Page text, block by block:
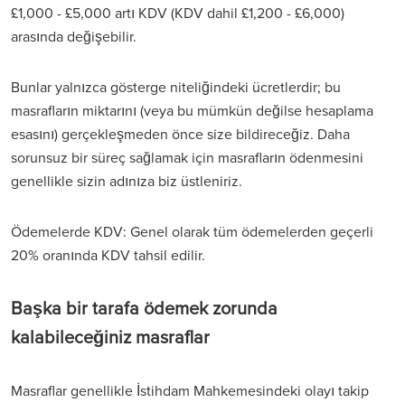
£1,000 - £5,000 artı KDV (KDV dahil £1,200 - £6,000)
arasında değişebilir.
Bunlar yalnızca gösterge niteliğindeki ücretlerdir; bu
masrafların miktarını (veya bu mümkün değilse hesaplama
esasını) gerçekleşmeden önce size bildireceğiz. Daha
sorunsuz bir süreç sağlamak için masrafların ödenmesini
genellikle sizin adınıza biz üstleniriz.
Ödemelerde KDV: Genel olarak tüm ödemelerden geçerli
20% oranında KDV tahsil edilir.
Başka bir tarafa ödemek zorunda
kalabileceğiniz masraflar
Masraflar genellikle İstihdam Mahkemesindeki olayı takip